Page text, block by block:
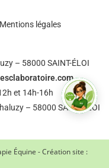
Mentions légales
– 58000 SAINT-ÉLOI
et 14h-16h
– 58000 SAINT-ÉLOI
Équine - Création site :